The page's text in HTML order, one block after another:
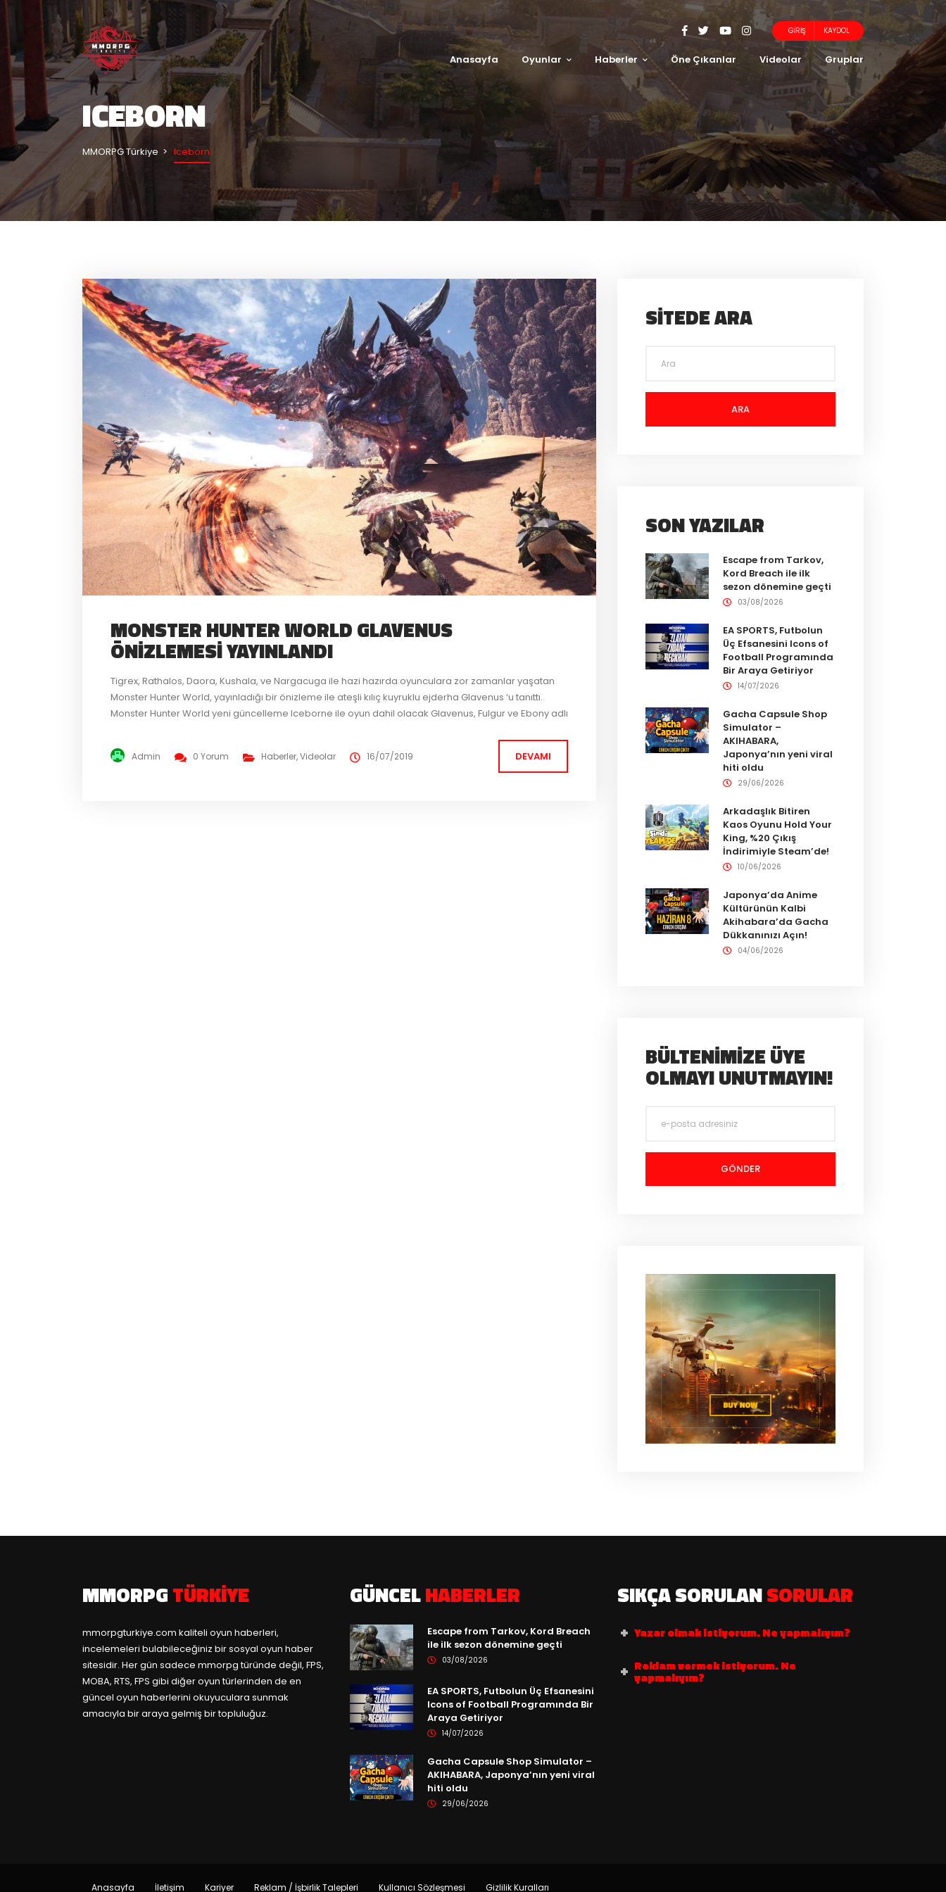
GIRIŞ KAYDOL
Anasayfa Oyunlar Haberler Öne Çıkanlar Videolar Gruplar
ICEBORN
MMORPG Türkiye Iceborn
MONSTER HUNTER WORLD GLAVENUS
ÖNIZLEMESI YAYINLANDI
Tigrex, Rathalos, Daora, Kushala, ve Nargacuga ile hazi hazırda oyunculara zor zamanlar yaşatan
Monster Hunter World, yayınladığı bir önizleme ile ateşli kılıç kuyruklu ejderha Glavenus ‘u tanıttı.
Monster Hunter World yeni güncelleme Iceborne ile oyun dahil olacak Glavenus, Fulgur ve Ebony adlı
Iceborne ...
Admin 0 Yorum Haberler,Videolar 16/07/2019 DEVAMI
SITEDE ARA
ARA
SON YAZILAR
Escape from Tarkov,
Kord Breach ile ilk
sezon dönemine geçti
03/08/2026
EA SPORTS, Futbolun
Üç Efsanesini Icons of
Football Programında
Bir Araya Getiriyor
14/07/2026
Gacha Capsule Shop
Simulator –
AKIHABARA,
Japonya’nın yeni viral
hiti oldu
29/06/2026
Arkadaşlık Bitiren
Kaos Oyunu Hold Your
King, %20 Çıkış
İndirimiyle Steam’de!
10/06/2026
Japonya’da Anime
Kültürünün Kalbi
Akihabara’da Gacha
Dükkanınızı Açın!
04/06/2026
BÜLTENIMIZE ÜYE
OLMAYI UNUTMAYIN!
MMORPGTÜRKIYE
mmorpgturkiye.com kaliteli oyun haberleri,
incelemeleri bulabileceğiniz bir sosyal oyun haber
sitesidir. Her gün sadece mmorpg türünde değil, FPS,
MOBA, RTS, FPS gibi diğer oyun türlerinden de en
güncel oyun haberlerini okuyuculara sunmak
amacıyla bir araya gelmiş bir topluluğuz.
GÜNCELHABERLER
Escape from Tarkov, Kord Breach
ile ilk sezon dönemine geçti
03/08/2026
EA SPORTS, Futbolun Üç Efsanesini
Icons of Football Programında Bir
Araya Getiriyor
14/07/2026
Gacha Capsule Shop Simulator –
AKIHABARA, Japonya’nın yeni viral
hiti oldu
29/06/2026
SIKÇA SORULANSORULAR
Yazar olmak istiyorum. Ne yapmalıyım?
Reklam vermek istiyorum. Ne
yapmalıyım?
Anasayfa İletişim Kariyer Reklam / İşbirlik Talepleri Kullanıcı Sözleşmesi Gizlilik Kuralları